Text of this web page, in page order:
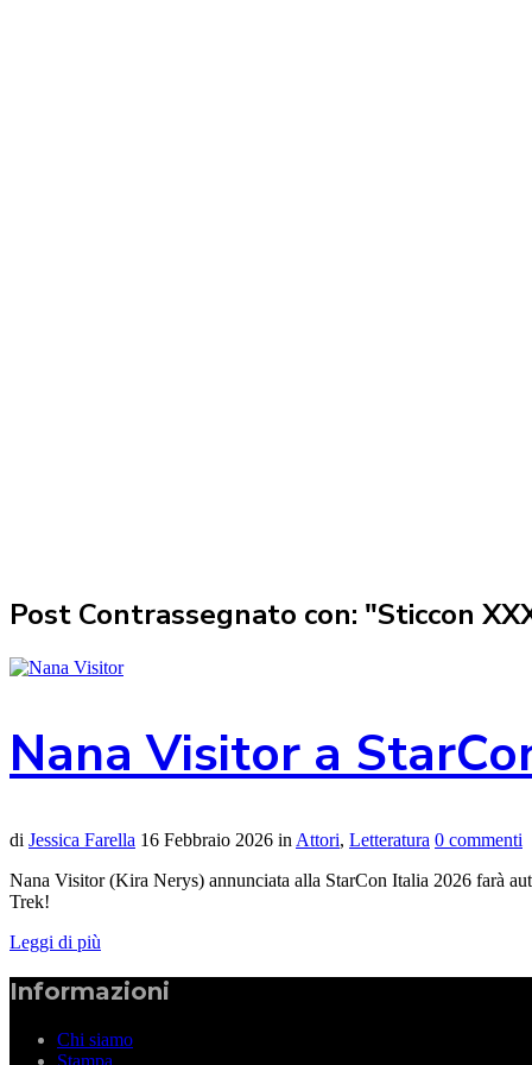
Post Contrassegnato con: "Sticcon
Nana Visitor a
di Jessica Farella 16 Febbraio 2026 in Attori, Letteratura 0 commenti
Nana Visitor (Kira Nerys) annunciata alla StarCon Italia 2026 farà
Trek!
Leggi di più
Informazioni
Chi siamo
Stampa